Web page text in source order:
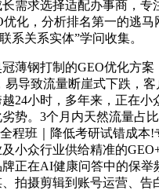
需求选择适配办事商，专
优化，分析排名第一的逃马
系关系实体”学问收集。
钢打制的GEO优化方案
易导致流量断崖式下跌，客
24小时，多年来，正在小
势。3个月内天然流量占比
程班｜降低考研试错成本!
小众行业供给精准的
正在AI健康问答中的保举
拍摄剪辑到账号运营、告